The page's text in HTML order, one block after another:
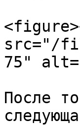
src="/
75"
После